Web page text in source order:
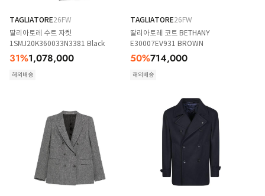
TAGLIATORE26FW
딸리아토레 수트 자켓
1SMJ20K360033N3381 Black
31%1,078,000
해외배송
TAGLIATORE26FW
딸리아토레 코트 BETHANY
E30007EV931 BROWN
50%714,000
해외배송